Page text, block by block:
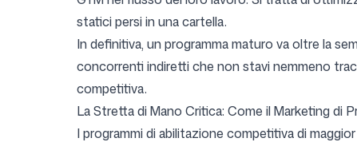
statici persi in una cartella.
In definitiva, un programma maturo va oltre la
concorrenti indiretti che non stavi nemmeno
competitiva.
La Stretta di Mano Critica: Come il Marketing di
I programmi di abilitazione competitiva di